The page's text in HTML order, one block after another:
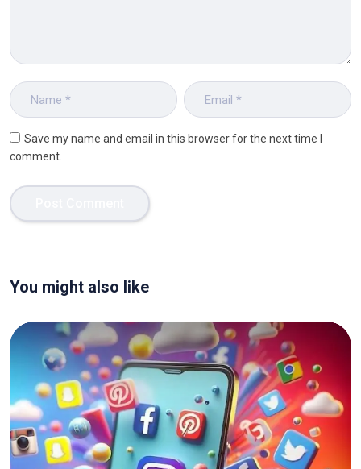
Save my name and email in this browser for the next time I
comment.
You might also like